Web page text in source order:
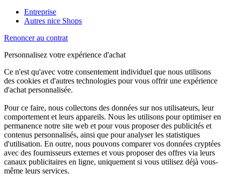
Entreprise
Autres nice Shops
Renoncer au contrat
Personnalisez votre expérience d'achat
Ce n'est qu'avec votre consentement individuel que nous utilisons
des cookies et d'autres technologies pour vous offrir une expérience
d'achat personnalisée.
Pour ce faire, nous collectons des données sur nos utilisateurs, leur
comportement et leurs appareils. Nous les utilisons pour optimiser en
permanence notre site web et pour vous proposer des publicités et
contenus personnalisés, ainsi que pour analyser les statistiques
d'utilisation. En outre, nous pouvons comparer vos données cryptées
avec des fournisseurs externes et vous proposer des offres via leurs
canaux publicitaires en ligne, uniquement si vous utilisez déjà vous-
même leurs services.